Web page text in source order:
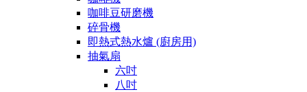
咖啡豆研磨機
碎骨機
即熱式熱水爐 (廚房用)
抽氣扇
六吋
八吋